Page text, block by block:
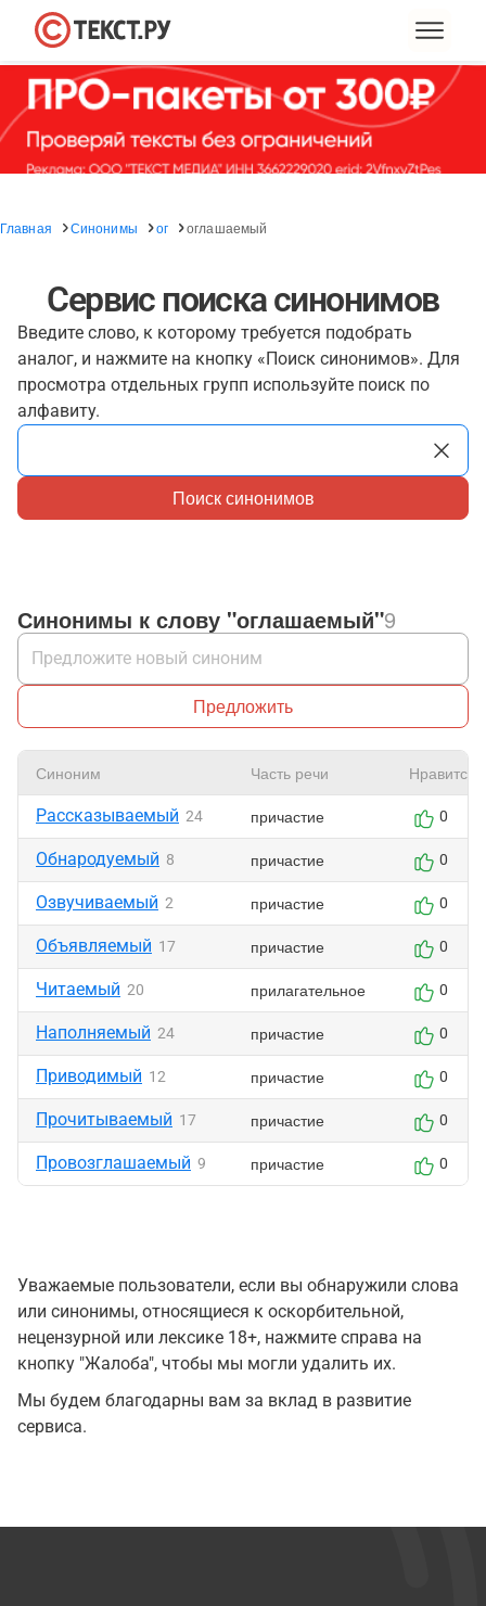
Главная Синонимы ог оглашаемый
Сервис поиска синонимов
Введите слово, к которому требуется подобрать
аналог, и нажмите на кнопку «Поиск синонимов». Для
просмотра отдельных групп используйте поиск по
алфавиту.
Поиск синонимов
Синонимы к слову "оглашаемый"9
Предложить
Синоним Часть речи Нравится
Рассказываемый 24 причастие 0
Обнародуемый 8 причастие 0
Озвучиваемый 2 причастие 0
Объявляемый 17 причастие 0
Читаемый 20 прилагательное 0
Наполняемый 24 причастие 0
Приводимый 12 причастие 0
Прочитываемый 17 причастие 0
Провозглашаемый 9 причастие 0
Уважаемые пользователи, если вы обнаружили слова
или синонимы, относящиеся к оскорбительной,
нецензурной или лексике 18+, нажмите справа на
кнопку "Жалоба", чтобы мы могли удалить их.
Мы будем благодарны вам за вклад в развитие
сервиса.